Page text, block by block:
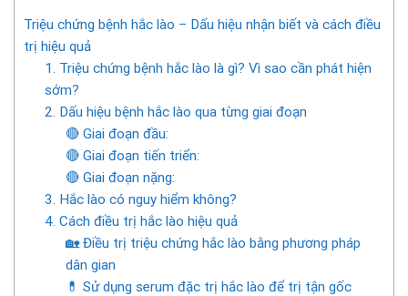
Triệu chứng bệnh hắc lào – Dấu hiệu nhận biết và cách điều
trị hiệu quả
1. Triệu chứng bệnh hắc lào là gì? Vì sao cần phát hiện
sớm?
2. Dấu hiệu bệnh hắc lào qua từng giai đoạn
🔴 Giai đoạn đầu:
🔴 Giai đoạn tiến triển:
🔴 Giai đoạn nặng:
3. Hắc lào có nguy hiểm không?
4. Cách điều trị hắc lào hiệu quả
🏡 Điều trị triệu chứng hắc lào bằng phương pháp
dân gian
💊 Sử dụng serum đặc trị hắc lào để trị tận gốc